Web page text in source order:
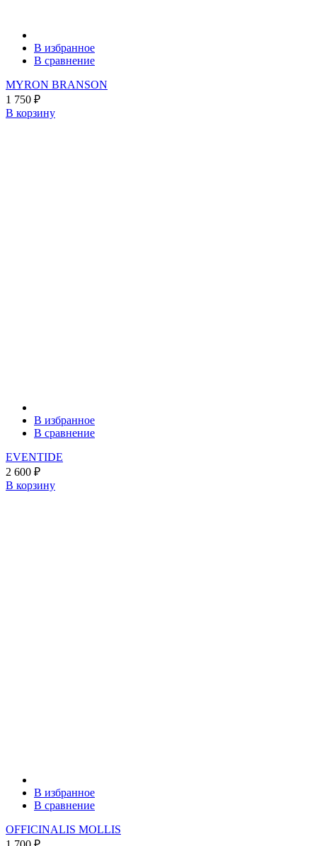
В избранное
В сравнение
MYRON BRANSON
1 750 ₽
В корзину
В избранное
В сравнение
EVENTIDE
2 600 ₽
В корзину
В избранное
В сравнение
OFFICINALIS MOLLIS